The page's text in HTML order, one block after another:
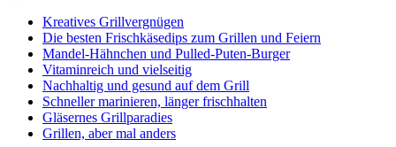
Kreatives Grillvergnügen
Die besten Frischkäsedips zum Grillen und Feiern
Mandel-Hähnchen und Pulled-Puten-Burger
Vitaminreich und vielseitig
Nachhaltig und gesund auf dem Grill
Schneller marinieren, länger frischhalten
Gläsernes Grillparadies
Grillen, aber mal anders